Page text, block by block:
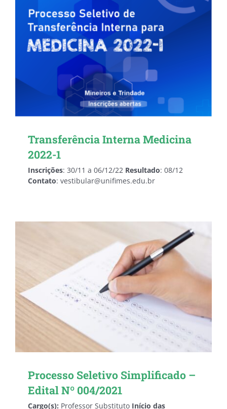
Transferência Interna Medicina
2022-1
Inscrições: 30/11 a 06/12/22 Resultado: 08/12
Contato: vestibular@unifimes.edu.br
Processo Seletivo Simplificado –
Edital Nº 004/2021
Cargo(s): Professor Substituto Início das